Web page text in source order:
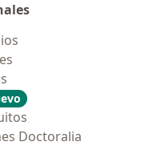
Doctoralia